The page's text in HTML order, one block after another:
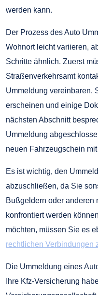
werden kann.
Der Prozess des Auto
Wohnort leicht variieren,
Schritte ähnlich. Zuerst
Straßenverkehrsamt
Ummeldung vereinbaren.
erscheinen und einige
nächsten Abschnitt
Ummeldung
neuen Fahrzeugschein
Es ist wichtig, den
abzuschließen, da Sie
Bußgeldern oder anderen
konfrontiert werden
möchten, müssen Sie es
rechtlichen Verbindungen
Die Ummeldung eines
Ihre Kfz-Versicherung